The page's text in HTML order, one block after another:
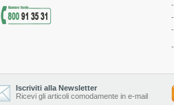
-
-
-
-
Iscriviti alla Newsletter
Ricevi gli articoli comodamente in e-mail